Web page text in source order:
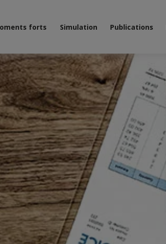
forts Simulation Publications